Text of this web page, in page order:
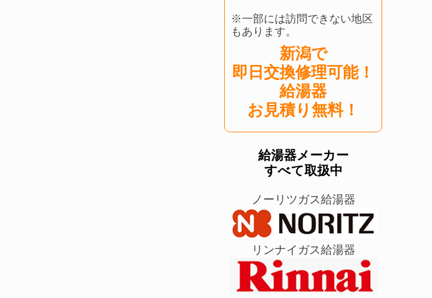
※一部には訪問できない地区
もあります。
新潟で
即日交換修理可能！
給湯器
お見積り無料！
給湯器メーカー
すべて取扱中
ノーリツガス給湯器
リンナイガス給湯器